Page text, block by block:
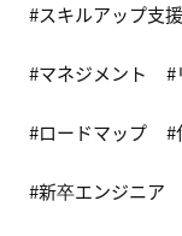
スキルアップ支援
マネジメント
ロードマップ
新卒エンジニア